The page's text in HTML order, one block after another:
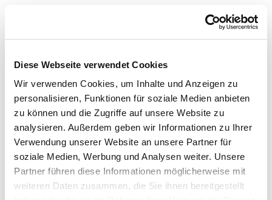
Diese Webseite verwendet Cookies
Wir verwenden Cookies, um Inhalte und Anzeigen zu
personalisieren, Funktionen für soziale Medien anbieten
zu können und die Zugriffe auf unsere Website zu
analysieren. Außerdem geben wir Informationen zu Ihrer
Verwendung unserer Website an unsere Partner für
soziale Medien, Werbung und Analysen weiter. Unsere
Partner führen diese Informationen möglicherweise mit
weiteren Daten zusammen, die Sie ihnen bereitgestellt